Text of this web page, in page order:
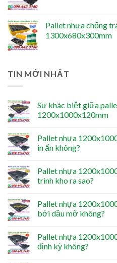
Pallet nhựa chống
1300x680x300mm
TIN MỚI NHẤT
Sự khác biệt giữa
1200x1000x120mm
Pallet nhựa
in ấn không?
Pallet nhựa
trình kho ra sao?
Pallet nhựa
bởi dầu mỡ không?
Pallet nhựa
định kỳ không?